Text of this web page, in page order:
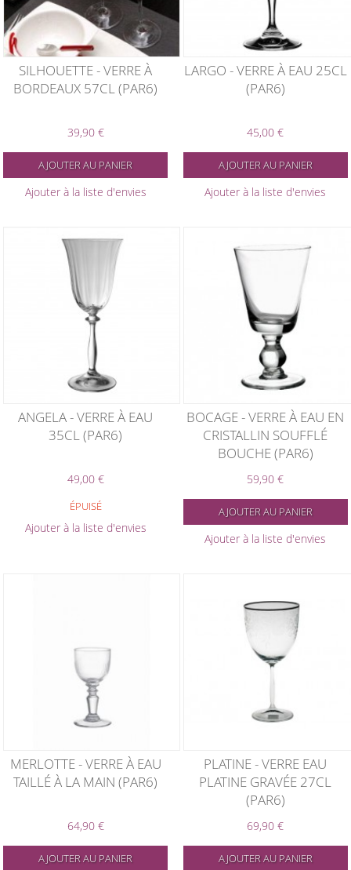
SILHOUETTE - VERRE À
BORDEAUX 57CL (PAR6)
39,90 €
AJOUTER AU PANIER
Ajouter à la liste d'envies
LARGO - VERRE À EAU 25CL
(PAR6)
45,00 €
AJOUTER AU PANIER
Ajouter à la liste d'envies
ANGELA - VERRE À EAU
35CL (PAR6)
49,00 €
ÉPUISÉ
Ajouter à la liste d'envies
BOCAGE - VERRE À EAU EN
CRISTALLIN SOUFFLÉ
BOUCHE (PAR6)
59,90 €
AJOUTER AU PANIER
Ajouter à la liste d'envies
MERLOTTE - VERRE À EAU
TAILLÉ À LA MAIN (PAR6)
64,90 €
AJOUTER AU PANIER
PLATINE - VERRE EAU
PLATINE GRAVÉE 27CL
(PAR6)
69,90 €
AJOUTER AU PANIER